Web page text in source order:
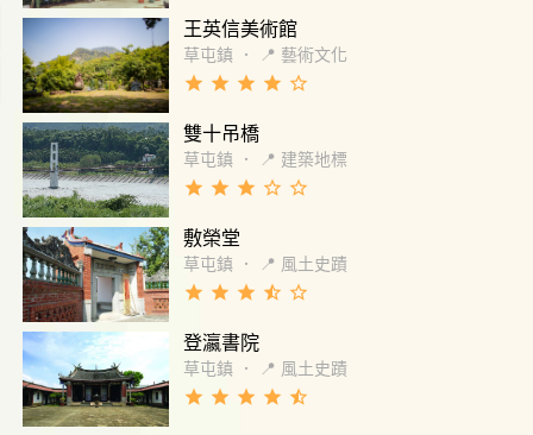
王英信美術館
草屯鎮 ． 📍 藝術文化
grade grade grade grade star_border
雙十吊橋
草屯鎮 ． 📍 建築地標
grade grade grade star_border star_border
敷榮堂
草屯鎮 ． 📍 風土史蹟
grade grade grade star_half star_border
登瀛書院
草屯鎮 ． 📍 風土史蹟
grade grade grade grade star_half